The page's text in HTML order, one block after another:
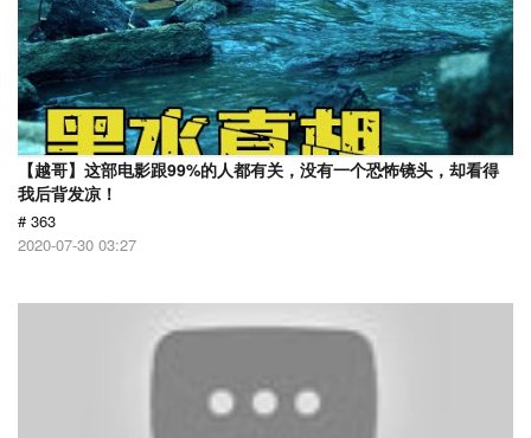
【越哥】这部电影跟99%的人都有关，没有一个恐怖镜头，却看得
我后背发凉！
# 363
2020-07-30 03:27